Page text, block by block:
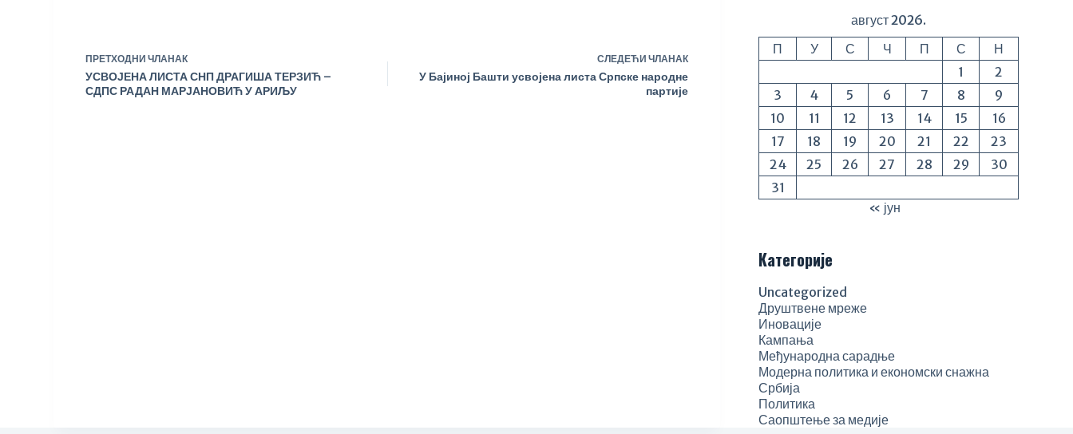
ПРЕТХОДНИЧЛАНАК
УСВОЈЕНА ЛИСТА СНП ДРАГИША ТЕРЗИЋ –
СДПС РАДАН МАРЈАНОВИЋ У АРИЉУ
СЛЕДЕЋИ ЧЛАНАК
У Бајиној Башти усвојена листа Српске народне
партије
август 2026.
П
У С Ч П С
Н
1
2
3
4 5 6 7 8
9
10
11 12 13 14 15
16
17
18 19 20 21 22
23
24
25 26 27 28 29
30
31
« јун
Категорије
Uncategorized
Друштвене мреже
Иновације
Кампања
Међународна сарадње
Модерна политика и економски снажна
Србија
Политика
Саопштење за медије